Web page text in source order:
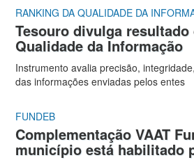
RANKING DA QUALIDADE DA
Tesouro divulga resultado
Qualidade da Informação
Instrumento avalia precisão,
das informações enviadas pelos entes
FUNDEB
Complementação VAAT
município está habilitado